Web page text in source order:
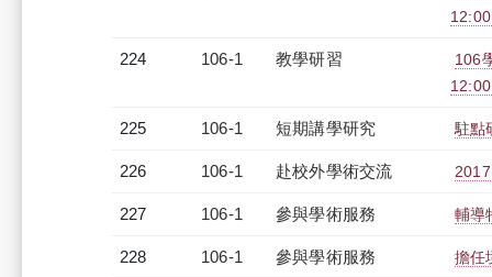
224 106-1 教學研習
106
225 106-1 短期講學研究 駐點
226 106-1 赴校外學術交流
227 106-1 參與學術服務 輔導
228 106-1 參與學術服務 擔任